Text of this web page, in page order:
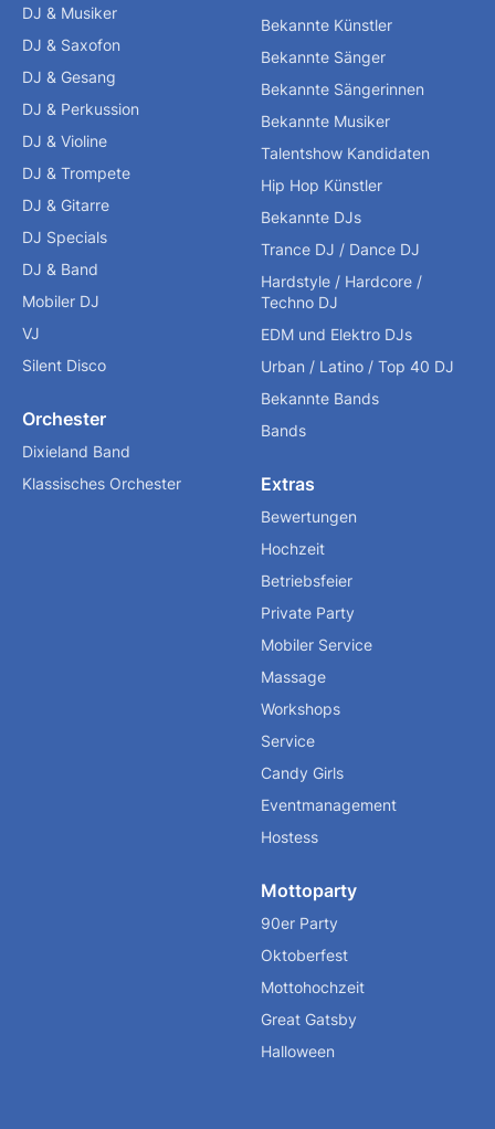
DJ & Musiker
DJ & Saxofon
DJ & Gesang
DJ & Perkussion
DJ & Violine
DJ & Trompete
DJ & Gitarre
DJ Specials
DJ & Band
Mobiler DJ
VJ
Silent Disco
Orchester
Dixieland Band
Klassisches Orchester
Bekannte Künstler
Bekannte Sänger
Bekannte Sängerinnen
Bekannte Musiker
Talentshow Kandidaten
Hip Hop Künstler
Bekannte DJs
Trance DJ / Dance DJ
Hardstyle / Hardcore /
Techno DJ
EDM und Elektro DJs
Urban / Latino / Top 40 DJ
Bekannte Bands
Bands
Extras
Bewertungen
Hochzeit
Betriebsfeier
Private Party
Mobiler Service
Massage
Workshops
Service
Candy Girls
Eventmanagement
Hostess
Mottoparty
90er Party
Oktoberfest
Mottohochzeit
Great Gatsby
Halloween